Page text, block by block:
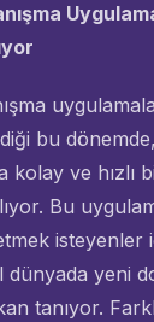
bu
kolay ve hızlı
Bu
isteyenler
dünyada yeni
tanıyor.